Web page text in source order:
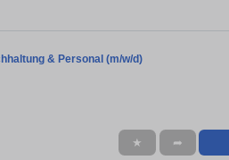
& Personal (m/w/d)
★ ➦